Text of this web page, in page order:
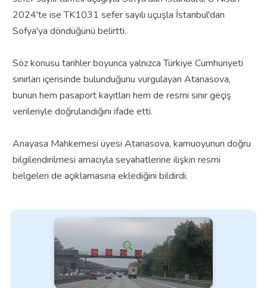
2024'te ise TK1031 sefer sayılı uçuşla İstanbul'dan
Sofya'ya döndüğünü belirtti.
Söz konusu tarihler boyunca yalnızca Türkiye Cumhuriyeti
sınırları içerisinde bulunduğunu vurgulayan Atanasova,
bunun hem pasaport kayıtları hem de resmi sınır geçiş
verileriyle doğrulandığını ifade etti.
Anayasa Mahkemesi üyesi Atanasova, kamuoyunun doğru
bilgilendirilmesi amacıyla seyahatlerine ilişkin resmi
belgeleri de açıklamasına eklediğini bildirdi.